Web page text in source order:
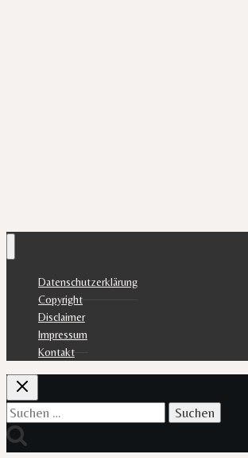
Datenschutzerklärung
Copyright
Disclaimer
Impressum
Kontakt
Suchen
nach: